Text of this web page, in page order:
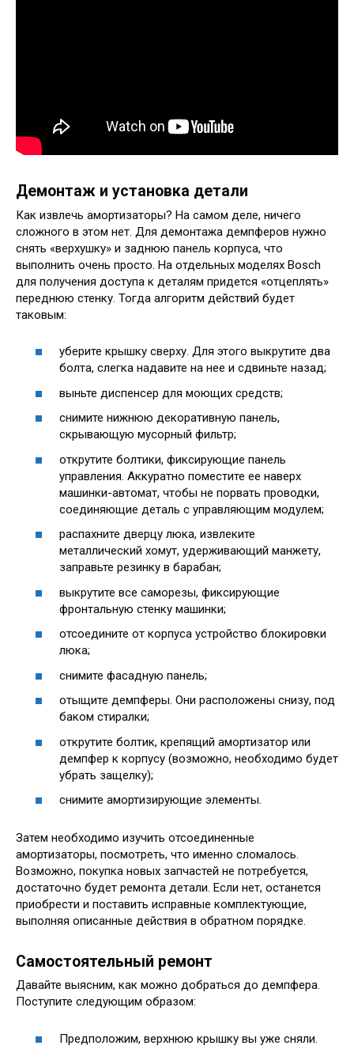
Демонтаж и установка детали
Как извлечь амортизаторы? На самом деле, ничего
сложного в этом нет. Для демонтажа демпферов нужно
снять «верхушку» и заднюю панель корпуса, что
выполнить очень просто. На отдельных моделях Bosch
для получения доступа к деталям придется «отцеплять»
переднюю стенку. Тогда алгоритм действий будет
таковым:
уберите крышку сверху. Для этого выкрутите два
болта, слегка надавите на нее и сдвиньте назад;
выньте диспенсер для моющих средств;
снимите нижнюю декоративную панель,
скрывающую мусорный фильтр;
открутите болтики, фиксирующие панель
управления. Аккуратно поместите ее наверх
машинки-автомат, чтобы не порвать проводки,
соединяющие деталь с управляющим модулем;
распахните дверцу люка, извлеките
металлический хомут, удерживающий манжету,
заправьте резинку в барабан;
выкрутите все саморезы, фиксирующие
фронтальную стенку машинки;
отсоедините от корпуса устройство блокировки
люка;
снимите фасадную панель;
отыщите демпферы. Они расположены снизу, под
баком стиралки;
открутите болтик, крепящий амортизатор или
демпфер к корпусу (возможно, необходимо будет
убрать защелку);
снимите амортизирующие элементы.
Затем необходимо изучить отсоединенные
амортизаторы, посмотреть, что именно сломалось.
Возможно, покупка новых запчастей не потребуется,
достаточно будет ремонта детали. Если нет, останется
приобрести и поставить исправные комплектующие,
выполняя описанные действия в обратном порядке.
Самостоятельный ремонт
Давайте выясним, как можно добраться до демпфера.
Поступите следующим образом:
Предположим, верхнюю крышку вы уже сняли.